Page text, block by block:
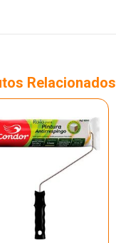
Relacionados